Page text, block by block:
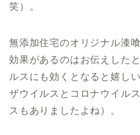
笑）。
無添加住宅のオリジナル漆
効果があるのはお伝えした
ルスにも効くとなると嬉し
ザウイルスとコロナウイル
スもありましたよね）。